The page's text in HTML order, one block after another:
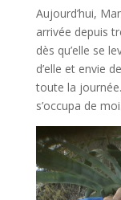
Aujourd’hui,
arrivée depuis
dès qu’elle se
d’elle et envie
toute la
s’occupa de moi.